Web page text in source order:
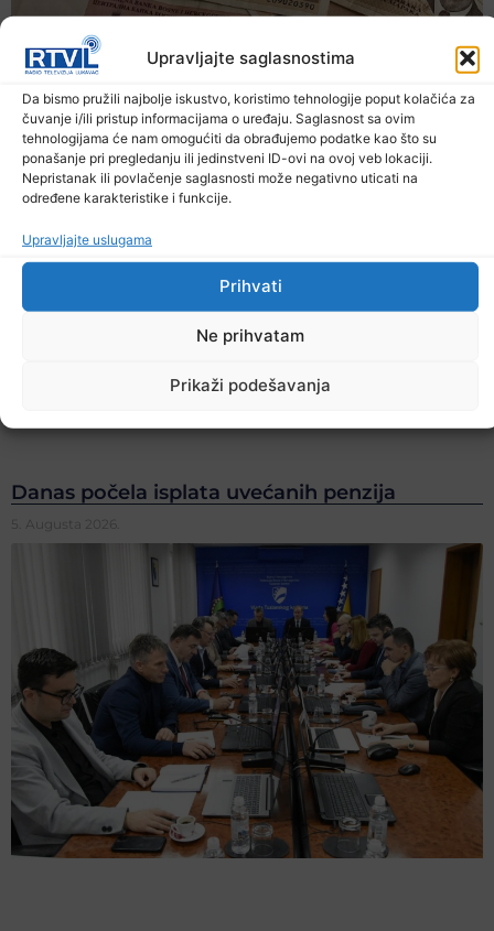
Upravljajte saglasnostima
Da bismo pružili najbolje iskustvo, koristimo tehnologije poput kolačića za
čuvanje i/ili pristup informacijama o uređaju. Saglasnost sa ovim
tehnologijama će nam omogućiti da obrađujemo podatke kao što su
ponašanje pri pregledanju ili jedinstveni ID-ovi na ovoj veb lokaciji.
Nepristanak ili povlačenje saglasnosti može negativno uticati na
određene karakteristike i funkcije.
Upravljajte uslugama
Prihvati
Ne prihvatam
Prikaži podešavanja
Danas počela isplata uvećanih penzija
5. Augusta 2026.